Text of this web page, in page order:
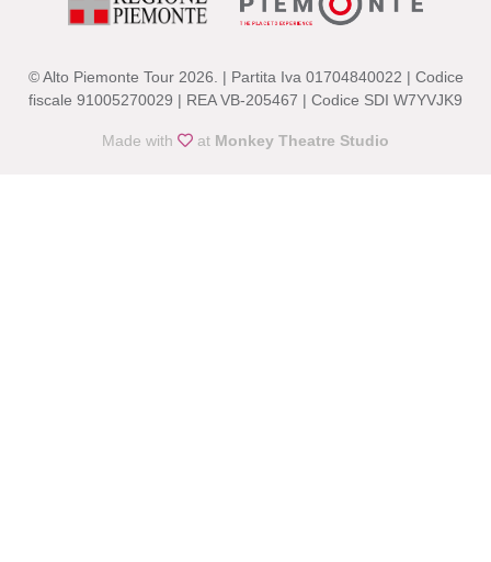
© Alto Piemonte Tour 2026. | Partita Iva 01704840022 | Codice
fiscale 91005270029 | REA VB-205467 | Codice SDI W7YVJK9
Made with at Monkey Theatre Studio